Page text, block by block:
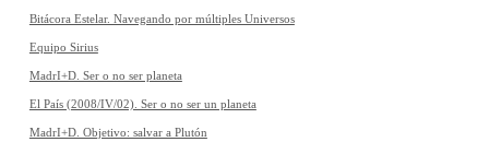
Bitácora Estelar. Navegando por múltiples Universos
Equipo Sirius
MadrI+D. Ser o no ser planeta
El País (2008/IV/02). Ser o no ser un planeta
MadrI+D. Objetivo: salvar a Plutón